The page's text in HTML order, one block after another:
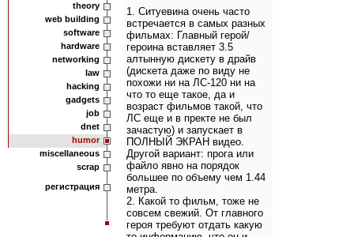
theory
web building
software
hardware
networking
law
hacking
gadgets
job
dnet
humor
miscellaneous
scrap
регистрация
1. Ситуевина очень часто
встречается в самых разных
фильмах: Главный герой/
героина вставляет 3.5
алтынную дискету в драйв
(дискета даже по виду не
похожи ни на ЛС-120 ни на
что то еще такое, да и
возраст фильмов такой, что
ЛС еще и в пректе не был
зачастую) и запускает в
ПОЛНЫЙ ЭКРАН видео.
Другой вариант: прога или
файло явно на порядок
большее по объему чем 1.44
метра.
2. Какой то фильм, тоже не
совсем свежий. От главного
героя требуют отдать какую